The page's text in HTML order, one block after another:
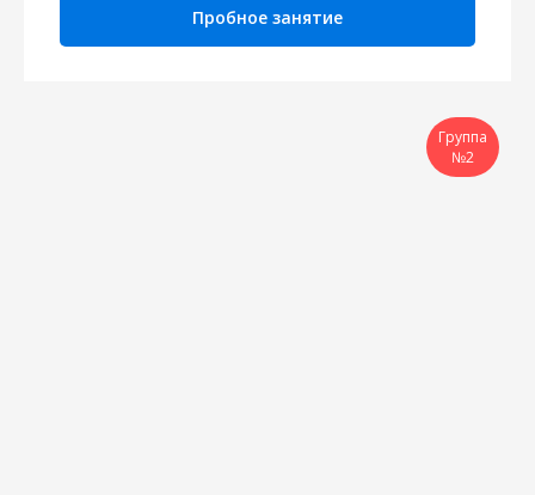
Пробное занятие
Группа
№2